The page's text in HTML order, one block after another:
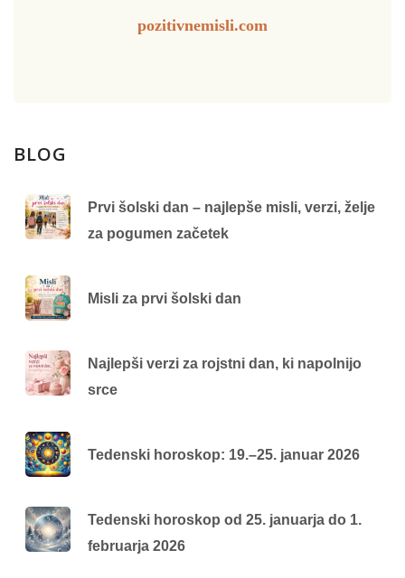
pozitivnemisli.com
BLOG
Prvi šolski dan – najlepše misli, verzi, želje
za pogumen začetek
Misli za prvi šolski dan
Najlepši verzi za rojstni dan, ki napolnijo
srce
Tedenski horoskop: 19.–25. januar 2026
Tedenski horoskop od 25. januarja do 1.
februarja 2026